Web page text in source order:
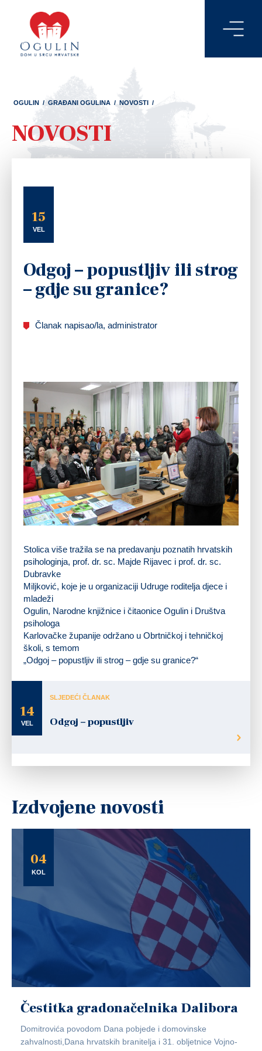
OGULIN / GRAĐANI OGULINA / NOVOSTI /
NOVOSTI
15
VEL
Odgoj – popustljiv ili strog
– gdje su granice?
Članak napisao/la, administrator
Stolica više tražila se na predavanju poznatih hrvatskih
psihologinja, prof. dr. sc. Majde Rijavec i prof. dr. sc.
Dubravke
Miljković, koje je u organizaciji Udruge roditelja djece i
mladeži
Ogulin, Narodne knjižnice i čitaonice Ogulin i Društva
psihologa
Karlovačke županije održano u Obrtničkoj i tehničkoj
školi, s temom
„Odgoj – popustljiv ili strog – gdje su granice?“
14
VEL
SLJEDEĆI ČLANAK
Odgoj – popustljiv
Izdvojene novosti
04
KOL
Čestitka gradonačelnika Dalibora
Domitrovića povodom Dana pobjede i domovinske
zahvalnosti,Dana hrvatskih branitelja i 31. obljetnice Vojno-